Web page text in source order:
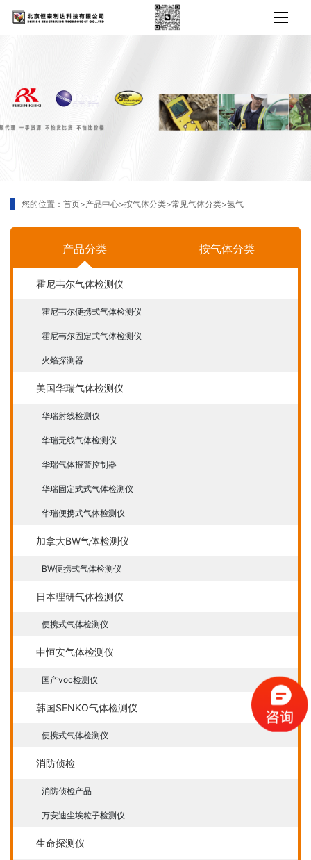
您的位置： 首页>产品中心>按气体分类>常见气体分类>氢气
产品分类 按气体分类
霍尼韦尔气体检测仪
霍尼韦尔便携式气体检测仪
霍尼韦尔固定式气体检测仪
火焰探测器
美国华瑞气体检测仪
华瑞射线检测仪
华瑞无线气体检测仪
华瑞气体报警控制器
华瑞固定式式气体检测仪
华瑞便携式气体检测仪
加拿大BW气体检测仪
BW便携式气体检测仪
日本理研气体检测仪
便携式气体检测仪
中恒安气体检测仪
国产voc检测仪
韩国SENKO气体检测仪
便携式气体检测仪
消防侦检
消防侦检产品
万安迪尘埃粒子检测仪
生命探测仪